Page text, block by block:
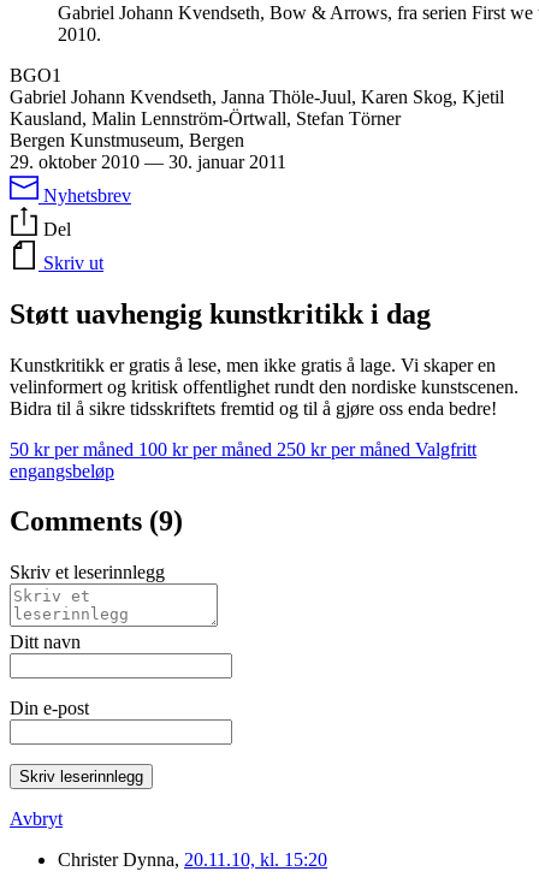
Gabriel Johann Kvendseth, Bow & Arrows, fra serien First we
2010.
BGO1
Gabriel Johann Kvendseth, Janna Thöle-Juul, Karen Skog, Kjetil
Kausland, Malin Lennström-Örtwall, Stefan Törner
Bergen Kunstmuseum, Bergen
29. oktober 2010 — 30. januar 2011
Nyhetsbrev
Del
Skriv ut
Støtt uavhengig kunstkritikk i dag
Kunstkritikk er gratis å lese, men ikke gratis å lage. Vi skaper en
velinformert og kritisk offentlighet rundt den nordiske kunstscenen.
Bidra til å sikre tidsskriftets fremtid og til å gjøre oss enda bedre!
50 kr per måned 100 kr per måned 250 kr per måned Valgfritt
engangsbeløp
Comments (9)
Skriv et leserinnlegg
Ditt navn
Din e-post
Skriv leserinnlegg
Avbryt
Christer Dynna, 20.11.10, kl. 15:20